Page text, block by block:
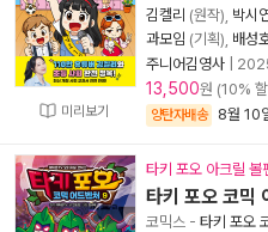
미리보기
김켈리 (원작), 박시
과모임 (기획), 배성
주니어김영사
13,500원 (10%
양탄자배송 8월 10
타키 포오 아크릴 볼
타키 포오 코믹
코믹스 - 타키 포오